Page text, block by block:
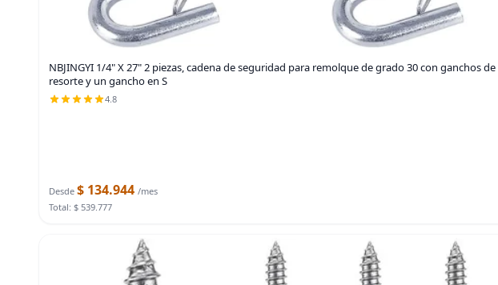
NBJINGYI 1/4" X 27" 2 piezas, cadena de seguridad para remolque de grado 30 con ganchos de
resorte y un gancho en S
4.8
Desde $ 134.944 /mes
Total: $ 539.777